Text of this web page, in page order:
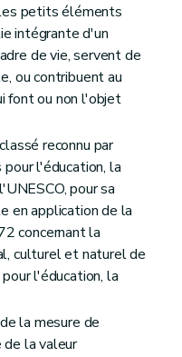
de patrimoine
générales
de la demande
Première réunion du comité
préalables
de synthèse
petits éléments
intégrante d'un
de vie, servent de
ou contribuent au
font ou non l'objet
reconnu par
l'éducation, la
pour sa
en application de la
concernant la
culturel et naturel de
l'éducation, la
la mesure de
de la valeur